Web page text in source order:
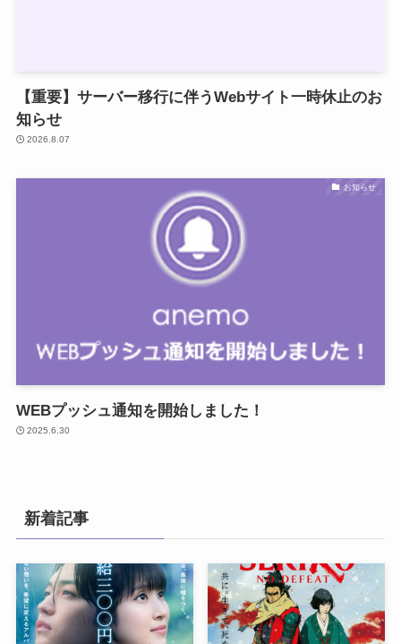
【重要】サーバー移行に伴うWebサイト一時休止のお
知らせ
2026.8.07
お知らせ
WEBプッシュ通知を開始しました！
2025.6.30
新着記事